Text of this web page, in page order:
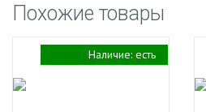
Похожие товары
Наличие: есть